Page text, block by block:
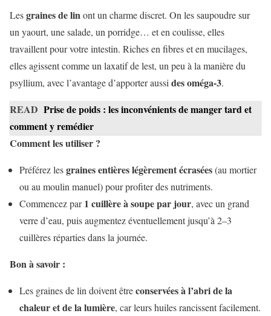
Lesgraines de lin ont un charme discret. On les saupoudre sur
un yaourt, une salade, un porridge… et en coulisse, elles
travaillent pour votre intestin. Riches en fibres et en mucilages,
elles agissent comme un laxatif de lest, un peu à la manière du
psyllium, avec l’avantage d’apporter aussi des oméga-3.
READ Prise de poids : les inconvénients de manger tard et
comment y remédier
Comment les utiliser ?
Préférez lesgraines entières légèrement écrasées(au mortier
ou au moulin manuel) pour profiter des nutriments.
Commencez par1 cuillère à soupe par jour, avec un grand
verre d’eau, puis augmentez éventuellement jusqu’à 2–3
cuillères réparties dans la journée.
Bon à savoir :
Les graines de lin doivent êtreconservées à l’abri de la
chaleur et de la lumière, car leurs huiles rancissent facilement.